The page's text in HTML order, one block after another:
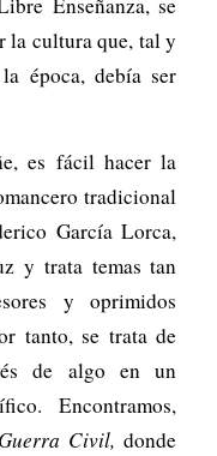
la cultura que, tal y
época, debía ser
es fácil hacer la
tradicional
García Lorca,
y trata temas tan
y oprimidos
tanto, se trata de
de algo en un
Encontramos,
Civil,donde